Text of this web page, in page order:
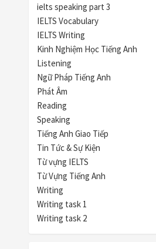
ielts speaking part 3
IELTS Vocabulary
IELTS Writing
Kinh Nghiệm Học Tiếng Anh
Listening
Ngữ Pháp Tiếng Anh
Phát Âm
Reading
Speaking
Tiếng Anh Giao Tiếp
Tin Tức & Sự Kiện
Từ vựng IELTS
Từ Vựng Tiếng Anh
Writing
Writing task 1
Writing task 2